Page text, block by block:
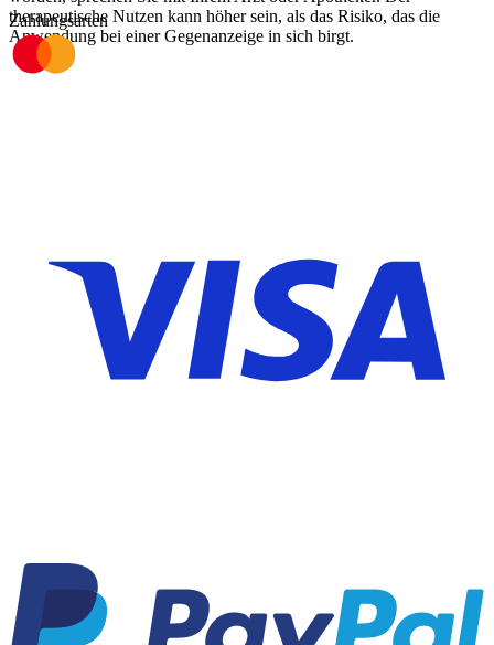
therapeutische Nutzen kann höher sein, als das Risiko, das die
Anwendung bei einer Gegenanzeige in sich birgt.
Zahlungsarten